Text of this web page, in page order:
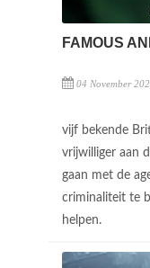
FAMOUS
04 November
vijf bekende
vrijwilliger aan
gaan met de
criminaliteit te
helpen.